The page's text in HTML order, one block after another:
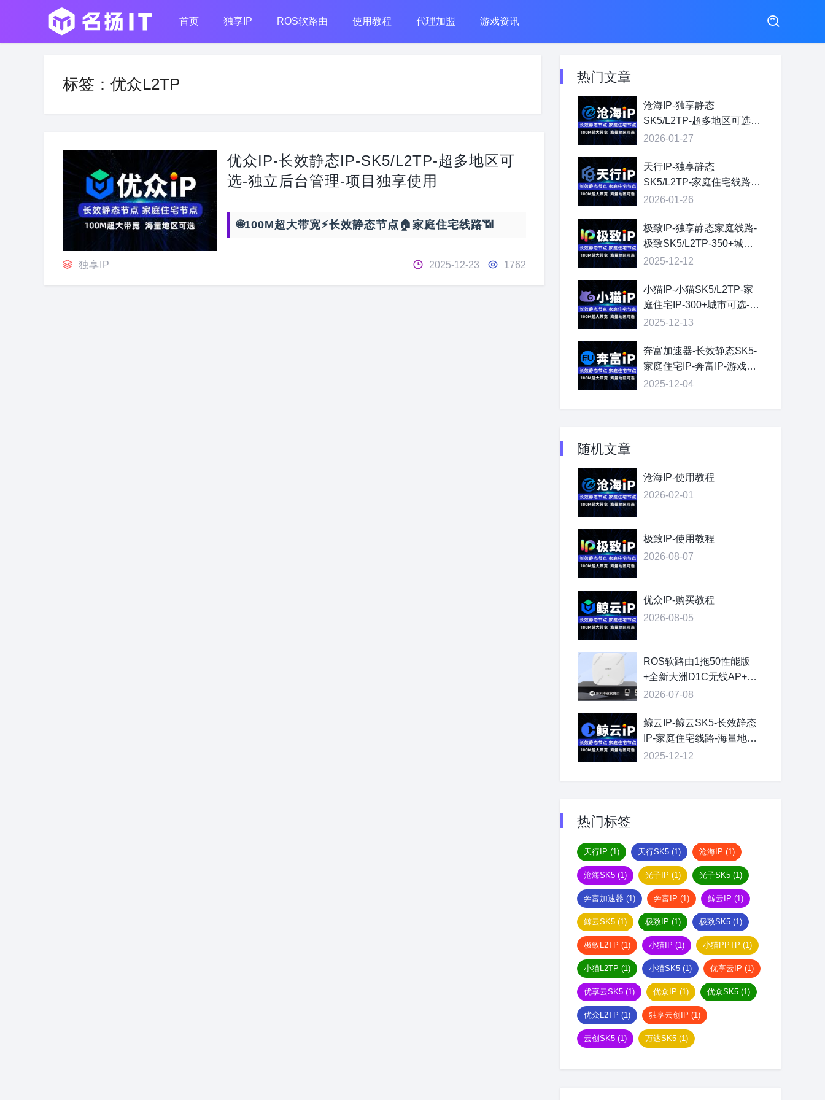
首页 独享IP ROS软路由 使用教程 代理加盟 游戏资讯
标签：优众L2TP
优众IP-长效静态IP-SK5/L2TP-超多地区可
选-独立后台管理-项目独享使用
🌐100M超大带宽⚡长效静态节点🏠家庭住宅线路📶
独享IP 2025-12-23 1762
热门文章
沧海IP-独享静态
SK5/L2TP-超多地区可选-
节点自由切换
2026-01-27
天行IP-独享静态
SK5/L2TP-家庭住宅线路-
超大带宽-海量地区可选
2026-01-26
极致IP-独享静态家庭线路-
极致SK5/L2TP-350+城市
可选
2025-12-12
小猫IP-小猫SK5/L2TP-家
庭住宅IP-300+城市可选-线
路自由切换
2025-12-13
奔富加速器-长效静态SK5-
家庭住宅IP-奔富IP-游戏单
窗口单IP
2025-12-04
随机文章
沧海IP-使用教程
2026-02-01
极致IP-使用教程
2026-08-07
优众IP-购买教程
2026-08-05
ROS软路由1拖50性能版
+全新大洲D1C无线AP+全
协议系统+超高性价比
2026-07-08
鲸云IP-鲸云SK5-长效静态
IP-家庭住宅线路-海量地区
可选
2025-12-12
热门标签
天行IP (1) 天行SK5 (1) 沧海IP (1)
沧海SK5 (1) 光子IP (1) 光子SK5 (1)
奔富加速器 (1) 奔富IP (1) 鲸云IP (1)
鲸云SK5 (1) 极致IP (1) 极致SK5 (1)
极致L2TP (1) 小猫IP (1) 小猫PPTP (1)
小猫L2TP (1) 小猫SK5 (1) 优享云IP (1)
优享云SK5 (1) 优众IP (1) 优众SK5 (1)
优众L2TP (1) 独享云创IP (1)
云创SK5 (1) 万达SK5 (1)